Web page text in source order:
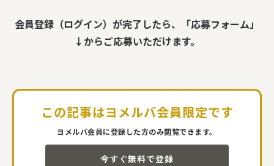
会員登録（ログイン）が完了したら、「応募フォーム」
↓からご応募いただけます。
この記事はヨメルバ会員限定です
ヨメルバ会員に登録した方のみ閲覧できます。
今すぐ無料で登録